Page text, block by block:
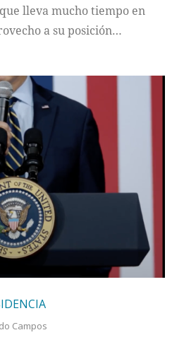
lleva mucho tiempo en
a su posición…
Campos